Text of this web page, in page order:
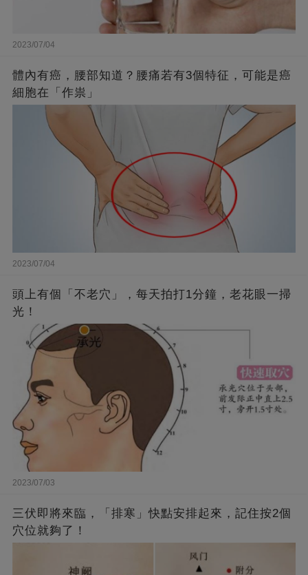
2023/07/04
體內有癌，腰部知道？腰痛若有3個特征，可能是癌
細胞在「作祟」
2023/07/04
頭上有個「不老穴」，每天拍打1分鐘，老花眼一掃
光！
2023/07/03
三伏即將來臨，「排寒」快點安排起來，記住按2個
穴位就夠了！